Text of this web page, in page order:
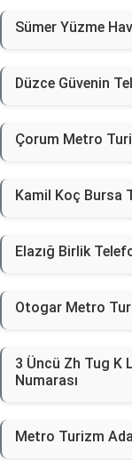
Sümer Yüzme
Düzce Güvenin
Çorum Metro
Kamil Koç Bursa
Elazığ Birlik
Otogar Metro
3 Üncü Zh Tug K
Numarası
Metro Turizm